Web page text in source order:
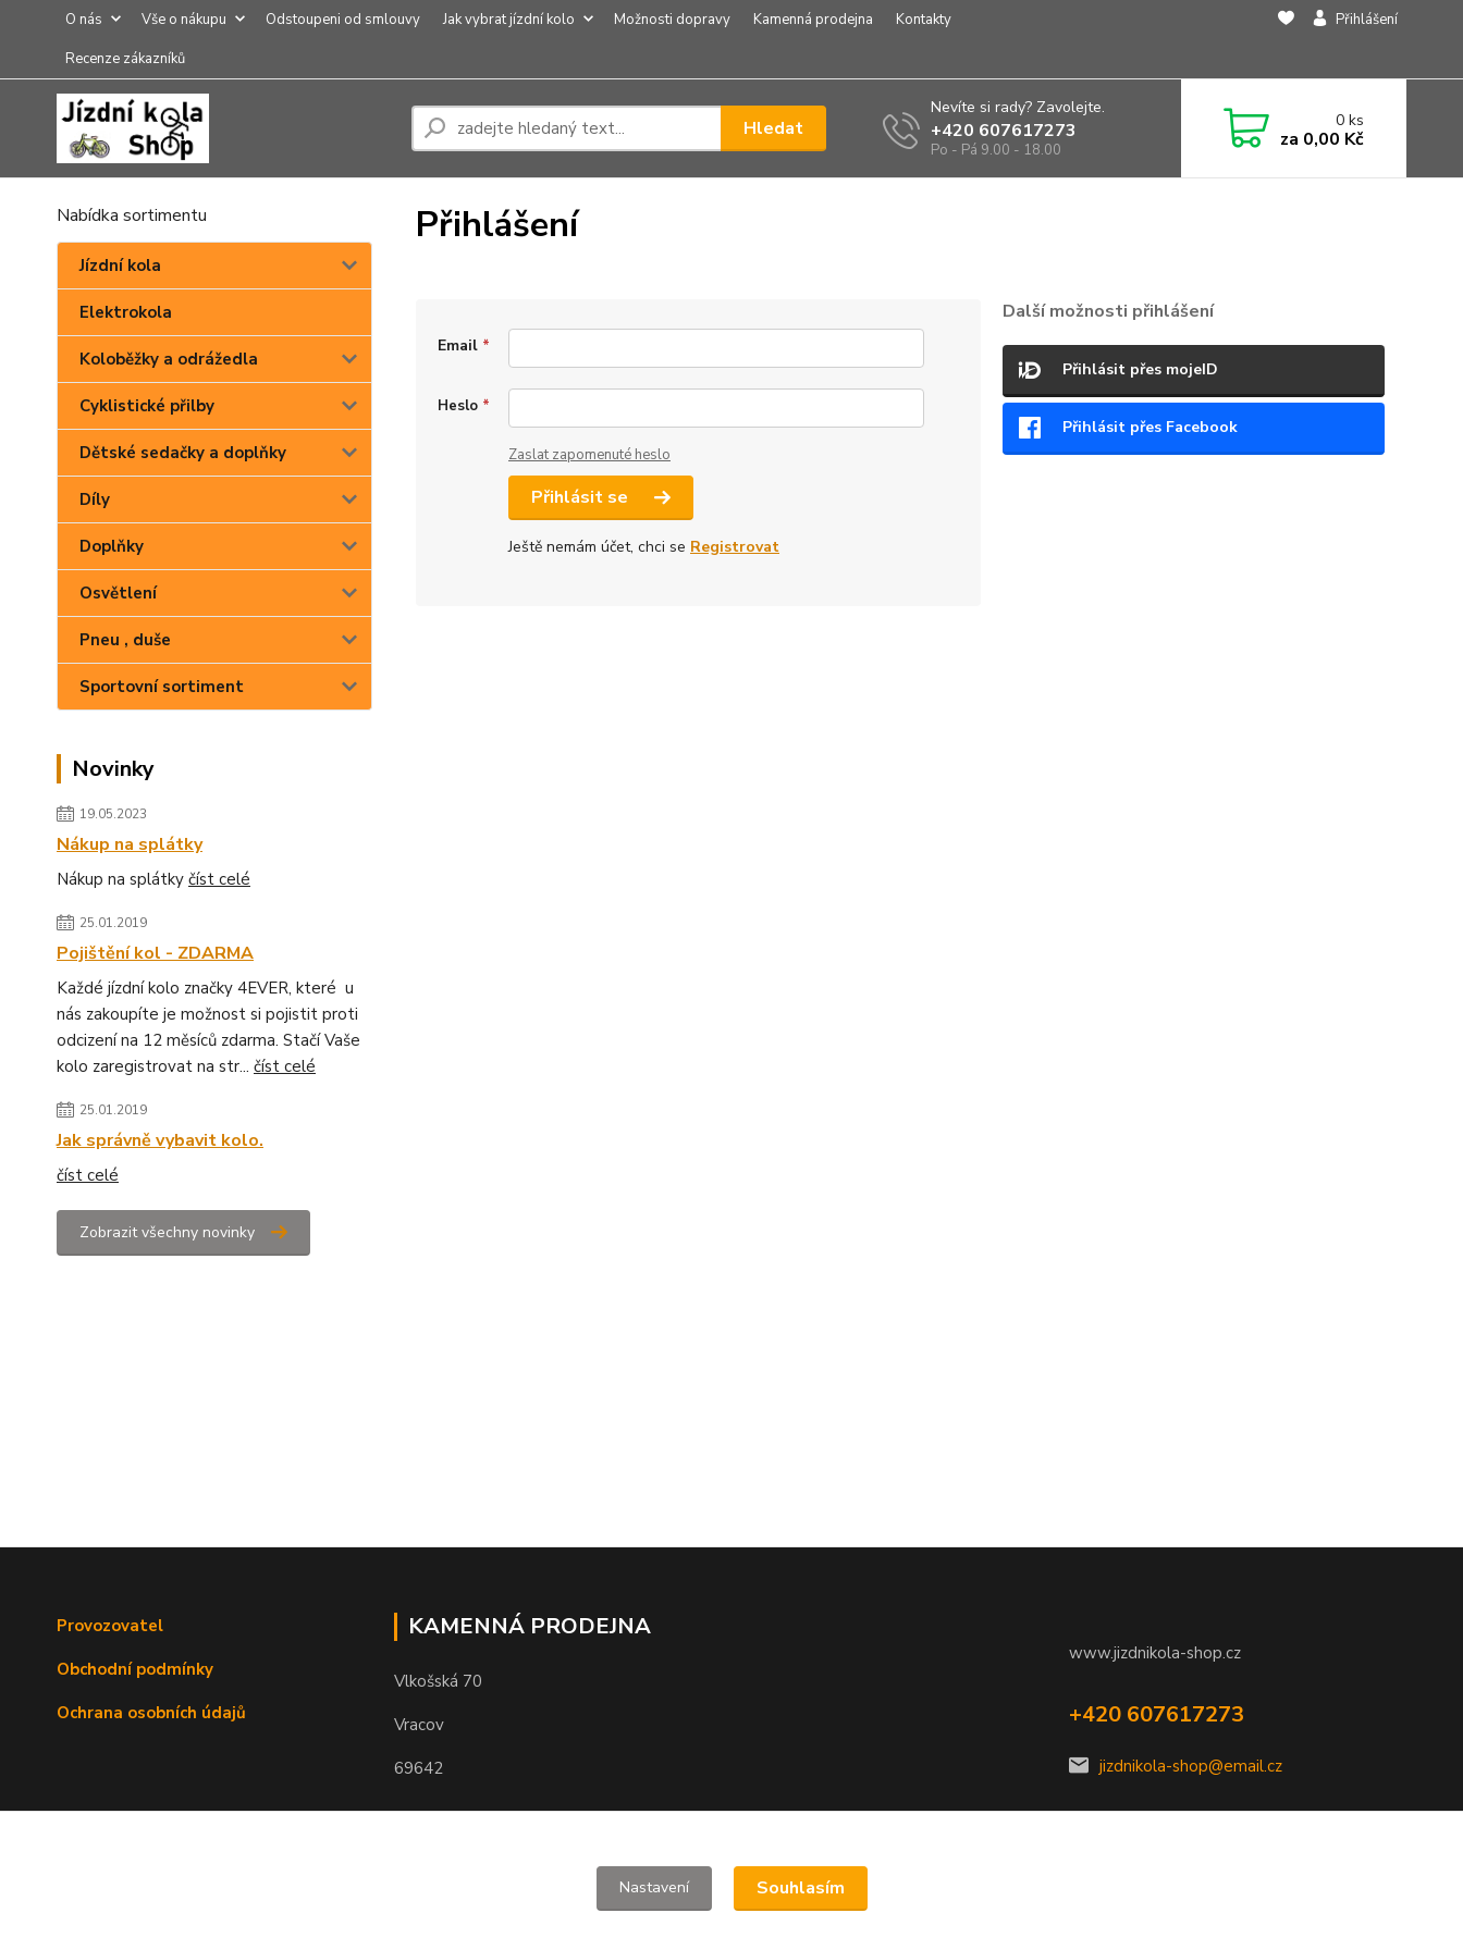
O nás Vše o nákupu Odstoupeni od smlouvy Jak vybrat jízdní kolo Možnosti dopravy Kamenná prodejna
Kontakty
Recenze zákazníků
Přihlášení
Hledat
Nevíte si rady? Zavolejte.
+420 607617273
Po - Pá 9.00 - 18.00
0ks
za 0,00 Kč
Nabídka sortimentu
Jízdní kola
Elektrokola
Koloběžky a odrážedla
Cyklistické přilby
Dětské sedačky a doplňky
Díly
Doplňky
Osvětlení
Pneu , duše
Sportovní sortiment
Novinky
19.05.2023
Nákup na splátky
Nákup na splátky číst celé
25.01.2019
Pojištění kol - ZDARMA
Každé jízdní kolo značky 4EVER, které u
nás zakoupíte je možnost si pojistit proti
odcizení na 12 měsíců zdarma. Stačí Vaše
kolo zaregistrovat na str... číst celé
25.01.2019
Jak správně vybavit kolo.
číst celé
Zobrazit všechny novinky
Přihlášení
Email *
Heslo *
Zaslat zapomenuté heslo
Přihlásit se
Ještě nemám účet, chci se Registrovat
Další možnosti přihlášení
Přihlásit přes mojeID
Přihlásit přes Facebook
Provozovatel
Obchodní podmínky
Ochrana osobních údajů
KAMENNÁ PRODEJNA
Vlkošská 70
Vracov
69642
www.jizdnikola-shop.cz
+420 607617273
jizdnikola-shop@email.cz
Nastavení Souhlasím